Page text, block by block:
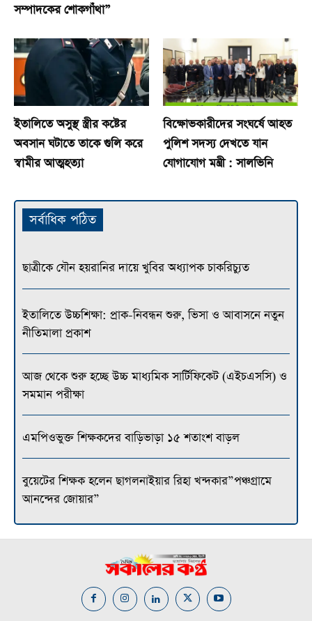
সম্পাদকের শোকগাঁথা”
ইতালিতে অসুস্থ স্ত্রীর কষ্টের
অবসান ঘটাতে তাকে গুলি করে
স্বামীর আত্মহত্যা
বিক্ষোভকারীদের সংঘর্ষে আহত
পুলিশ সদস্য দেখতে যান
যোগাযোগ মন্ত্রী : সালভিনি
সর্বাধিক পঠিত
ছাত্রীকে যৌন হয়রানির দায়ে খুবির অধ্যাপক চাকরিচ্যুত
ইতালিতে উচ্চশিক্ষা: প্রাক-নিবন্ধন শুরু, ভিসা ও আবাসনে নতুন
নীতিমালা প্রকাশ
আজ থেকে শুরু হচ্ছে উচ্চ মাধ্যমিক সার্টিফিকেট (এইচএসসি) ও
সমমান পরীক্ষা
এমপিওভুক্ত শিক্ষকদের বাড়িভাড়া ১৫ শতাংশ বাড়ল
বুয়েটের শিক্ষক হলেন ছাগলনাইয়ার রিহা খন্দকার”পঞ্চগ্রামে
আনন্দের জোয়ার”